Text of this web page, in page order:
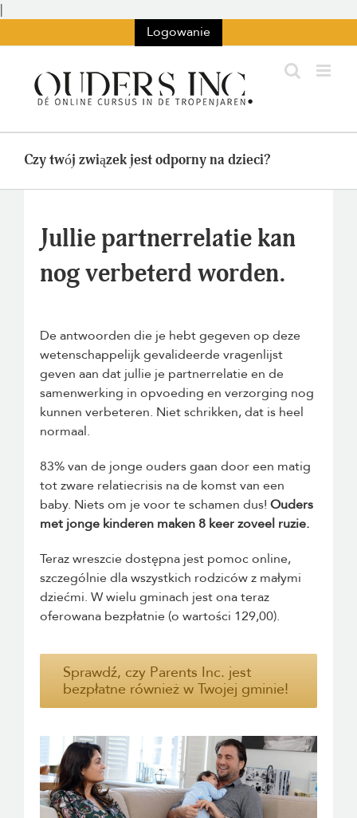
|
treści
Logowanie
Czy twój związek jest odporny na dzieci?
Jullie partnerrelatie kan
nog verbeterd worden.
De antwoorden die je hebt gegeven op deze
wetenschappelijk gevalideerde vragenlijst
geven aan dat jullie je partnerrelatie en de
samenwerking in opvoeding en verzorging nog
kunnen verbeteren. Niet schrikken, dat is heel
normaal.
83% van de jonge ouders gaan door een matig
tot zware relatiecrisis na de komst van een
baby. Niets om je voor te schamen dus! Ouders
met jonge kinderen maken 8 keer zoveel ruzie.
Teraz wreszcie dostępna jest pomoc online,
szczególnie dla wszystkich rodziców z małymi
dziećmi. W wielu gminach jest ona teraz
oferowana bezpłatnie (o wartości 129,00).
Sprawdź, czy Parents Inc. jest
bezpłatne również w Twojej gminie!